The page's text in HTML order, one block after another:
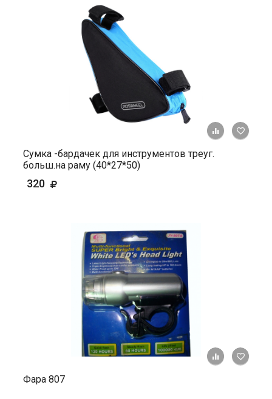
+ К
Сумка -бардачек для инструментов треуг.
больш.на раму (40*27*50)
320
+ К
Фара 807